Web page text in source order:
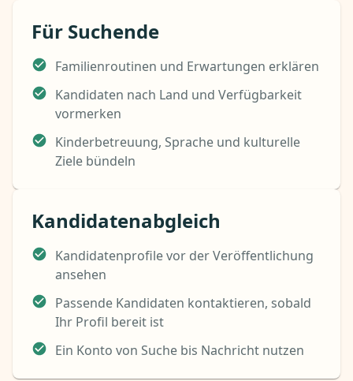
Für Suchende
Familienroutinen und Erwartungen erklären
Kandidaten nach Land und Verfügbarkeit
vormerken
Kinderbetreuung, Sprache und kulturelle
Ziele bündeln
Kandidatenabgleich
Kandidatenprofile vor der Veröffentlichung
ansehen
Passende Kandidaten kontaktieren, sobald
Ihr Profil bereit ist
Ein Konto von Suche bis Nachricht nutzen